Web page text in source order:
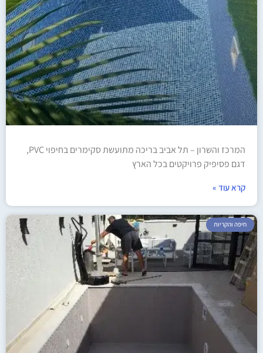
המרכז והשרון – תל אביב בריכה מתועשת סקימרים בחיפוי PVC,
דגם פסיפיק פרויקטים בכל הארץ
קרא עוד »
חיפה והקריות